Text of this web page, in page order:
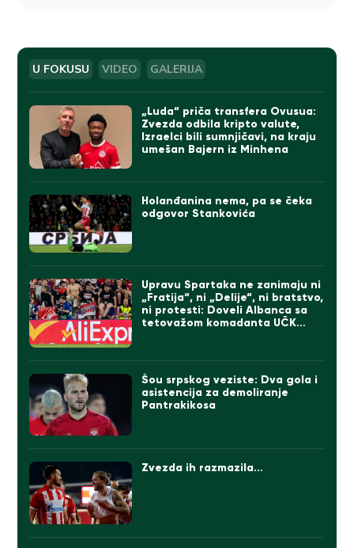
U FOKUSU VIDEO GALERIJA
„Luda“ priča transfera Ovusua:
Zvezda odbila kripto valute,
Izraelci bili sumnjičavi, na kraju
umešan Bajern iz Minhena
Holanđanina nema, pa se čeka
odgovor Stankovića
Upravu Spartaka ne zanimaju ni
„Fratija“, ni „Delije“, ni bratstvo,
ni protesti: Doveli Albanca sa
tetovažom komadanta UČK
Šou srpskog veziste: Dva gola i
asistencija za demoliranje
Pantrakikosa
Zvezda ih razmazila…